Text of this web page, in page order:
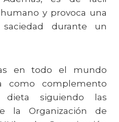
y provoca una
durante un
en todo el mundo
como complemento
siguiendo las
la Organización de